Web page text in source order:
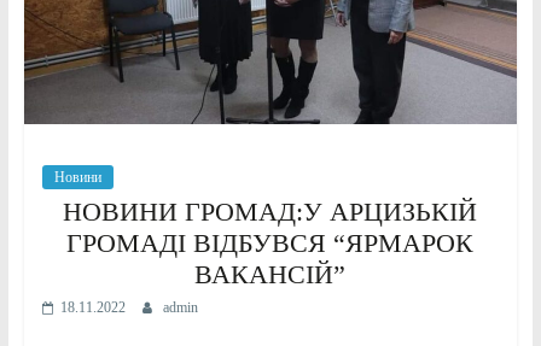
Новини
НОВИНИ ГРОМАД:У АРЦИЗЬКІЙ
ГРОМАДІ ВІДБУВСЯ “ЯРМАРОК
ВАКАНСІЙ”
18.11.2022 admin